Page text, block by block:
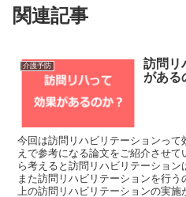
関連記事
介護予防
訪問リ
がある
今回は訪問リハビリテーションって
えで参考になる論文をご紹介させ
ら考えると訪問リハビリテーション
また訪問リハビリテーションを行
上の訪問リハビリテーションの実施